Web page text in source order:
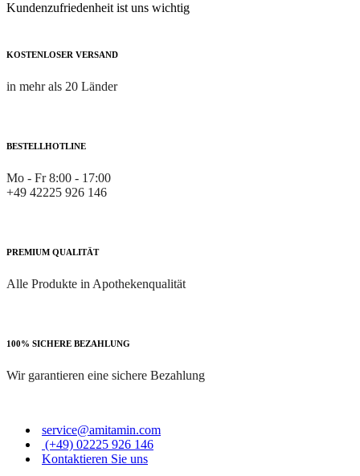
Kundenzufriedenheit ist uns wichtig
KOSTENLOSER VERSAND
in mehr als 20 Länder
BESTELLHOTLINE
Mo - Fr 8:00 - 17:00
+49 42225 926 146
PREMIUM QUALITÄT
Alle Produkte in Apothekenqualität
100% SICHERE BEZAHLUNG
Wir garantieren eine sichere Bezahlung
service@amitamin.com
(+49) 02225 926 146
Kontaktieren Sie uns